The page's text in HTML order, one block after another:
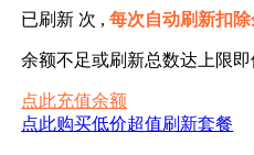
已刷新 次 ,每次自动刷新扣
余额不足或刷新总数达上限
点此充值余额
点此购买低价超值刷新套餐